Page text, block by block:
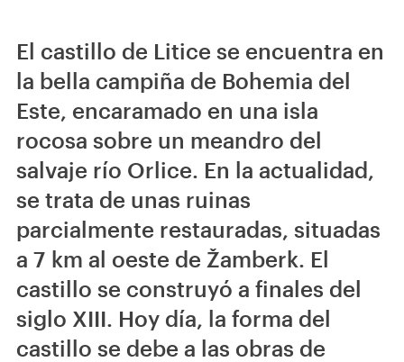
El castillo de Litice se encuentra en
la bella campiña de Bohemia del
Este, encaramado en una isla
rocosa sobre un meandro del
salvaje río Orlice. En la actualidad,
se trata de unas ruinas
parcialmente restauradas, situadas
a 7 km al oeste de Žamberk. El
castillo se construyó a finales del
siglo XIII. Hoy día, la forma del
castillo se debe a las obras de